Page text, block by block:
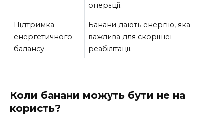
операції.
Підтримка
енергетичного
балансу
Банани дають енергію, яка
важлива для скорішеї
реабілітації.
Коли банани можуть бути не на
користь?